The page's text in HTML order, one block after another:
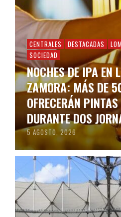
CENTRALES DESTACADAS
SOCIEDAD
NOCHES DE IPA EN
ZAMORA: MÁS DE
OFRECERÁN
DURANTE DOS
5 AGOSTO, 2026